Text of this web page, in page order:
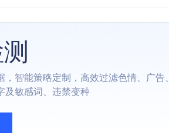
，智能策略定制，高效过滤色情、广告
及敏感词、违禁变种